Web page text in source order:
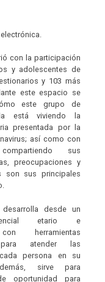
con la participación
y adolescentes de
y 103 más
este espacio se
este grupo de
está viviendo la
presentada por la
así como con
sus
preocupaciones y
son sus principales
desde un
etario e
herramientas
para atender las
persona en su
sirve para
oportunidad para